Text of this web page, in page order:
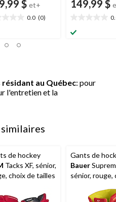
$ et+
0.0 (0)
149,99 $
étoile(s)
au Québec: pour
l'entretien et la
de hockey
Tacks XF, sénior,
choix de tailles
Gants de
Bauer
sénior, rouge,